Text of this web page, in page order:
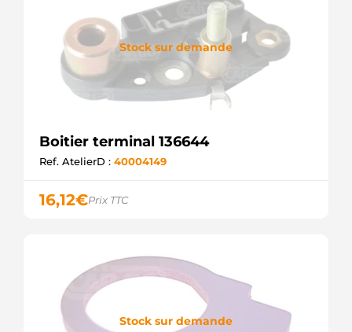
Stock sur demande
Boitier terminal 136644
Ref. AtelierD : 40004149
16,12€Prix TTC
Stock sur demande